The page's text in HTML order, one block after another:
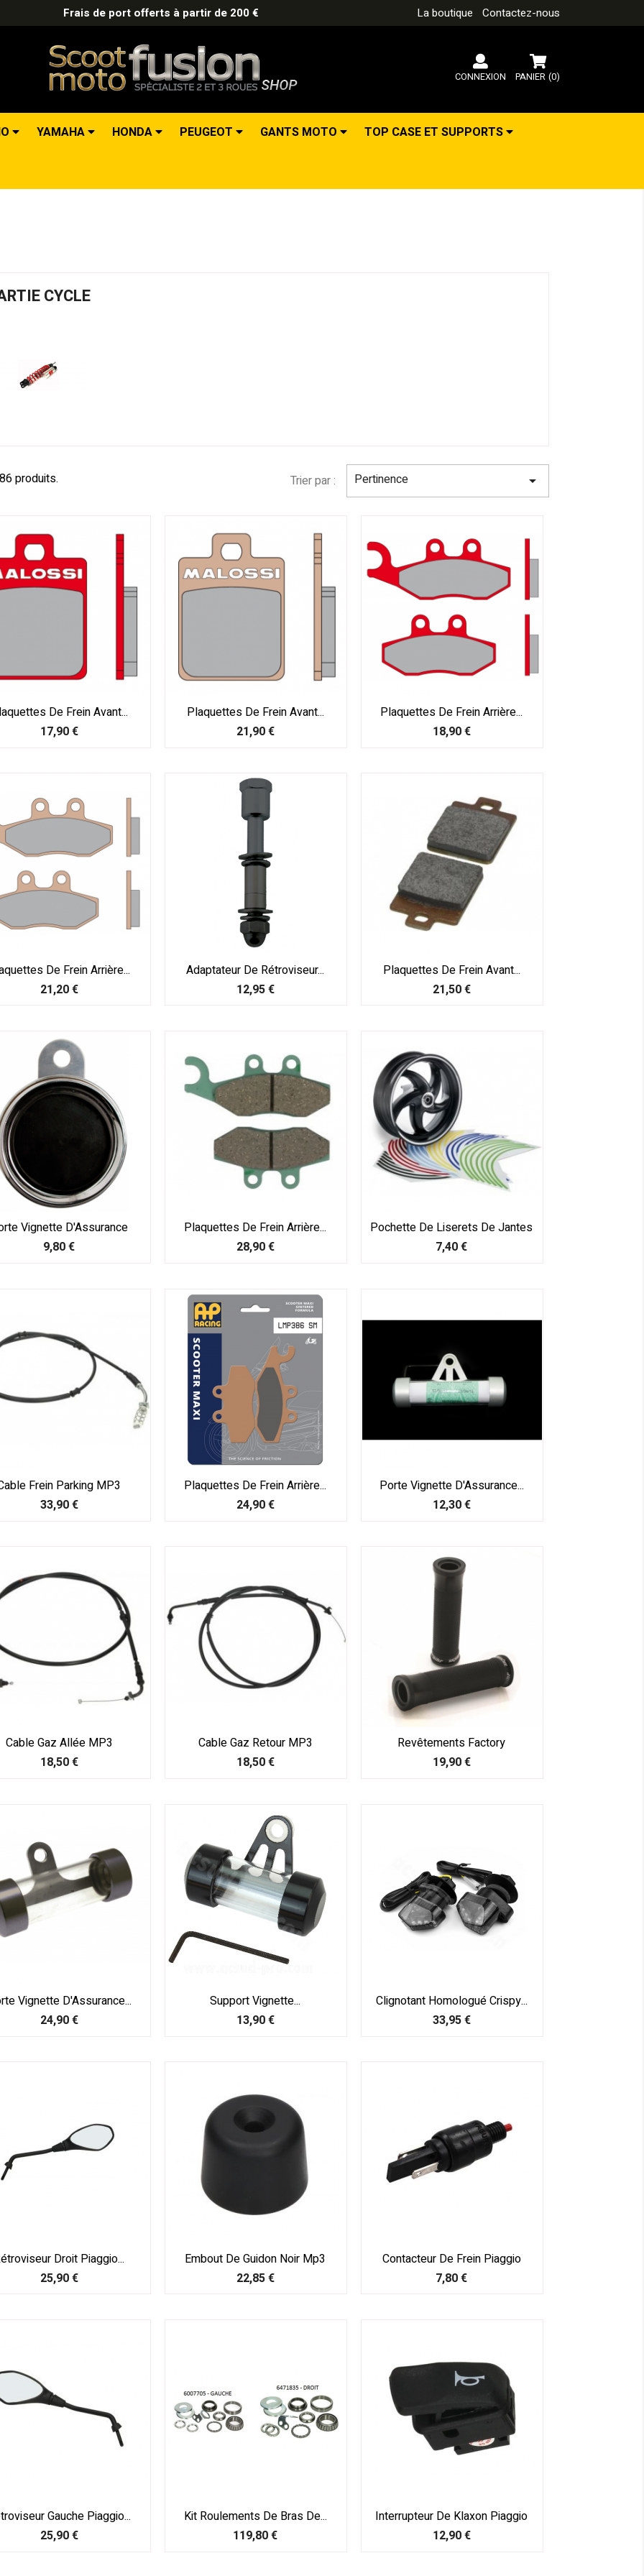
Frais de port offerts à partir de 200 € La boutique Contactez-nous
PANIER (0)
CONNEXION
YAMAHA HONDA PEUGEOT GANTS MOTO TOP CASE ET SUPPORTS
CYCLE
produits. Trier par : Pertinence 
De Frein Avant...
Prix
17,90 €
Plaquettes De Frein Avant...
Prix
21,90 €
Plaquettes De Frein Arrière...
Prix
18,90 €
De Frein Arrière...
Prix
21,20 €
Adaptateur De Rétroviseur...
Prix
12,95 €
Plaquettes De Frein Avant...
Prix
21,50 €
Vignette D'Assurance
Prix
9,80 €
Plaquettes De Frein Arrière...
Prix
28,90 €
Pochette De Liserets De Jantes
Prix
7,40 €
Frein Parking MP3
Prix
33,90 €
Plaquettes De Frein Arrière...
Prix
24,90 €
Porte Vignette D'Assurance...
Prix
12,30 €
Cable Gaz Allée MP3
Prix
18,50 €
Cable Gaz Retour MP3
Prix
18,50 €
Revêtements Factory
Prix
19,90 €
Vignette D'Assurance...
Prix
24,90 €
Support Vignette...
Prix
13,90 €
Clignotant Homologué Crispy...
Prix
33,95 €
Droit Piaggio...
Prix
25,90 €
Embout De Guidon Noir Mp3
Prix
22,85 €
Contacteur De Frein Piaggio
Prix
7,80 €
Gauche Piaggio...
Prix
25,90 €
Kit Roulements De Bras De...
Prix
119,80 €
Interrupteur De Klaxon Piaggio
Prix
12,90 €